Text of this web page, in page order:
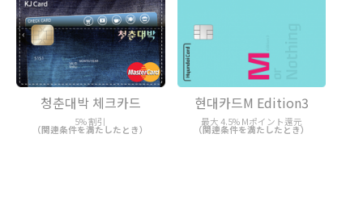
청춘대박 체크카드
5% 割引
（関連条件を満たしたとき）
현대카드M Edition3
最大 4.5% Mポイント還元
（関連条件を満たしたとき）